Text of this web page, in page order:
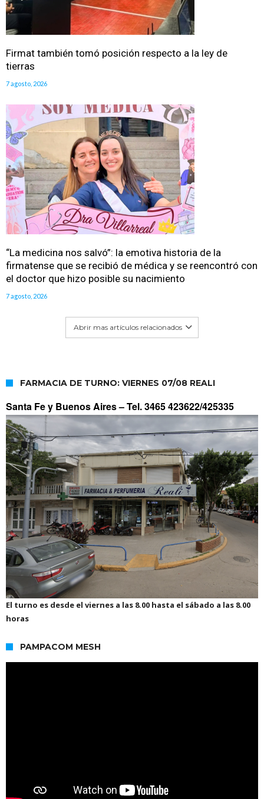
Firmat también tomó posición respecto a la ley de
tierras
7 agosto, 2026
“La medicina nos salvó”: la emotiva historia de la
firmatense que se recibió de médica y se reencontró con
el doctor que hizo posible su nacimiento
7 agosto, 2026
Abrir mas artículos relacionados
FARMACIA DE TURNO: VIERNES 07/08 REALI
Santa Fe y Buenos Aires –Tel. 3465 423622/425335
El turno es desde el viernes a las 8.00 hasta el sábado a las 8.00
horas
PAMPACOM MESH